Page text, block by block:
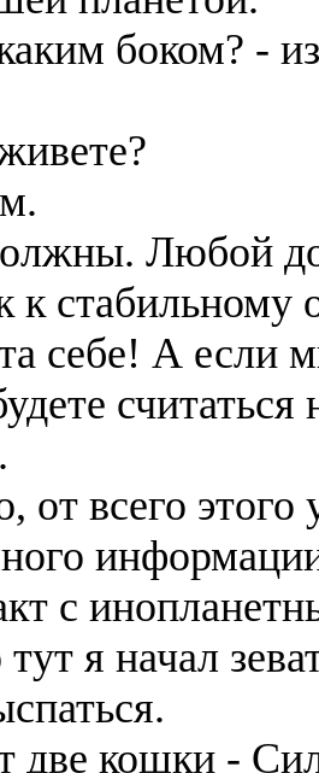
боком? -
Любой
к стабильному
себе! А если
от всего
с
тут я начал
две кошки -